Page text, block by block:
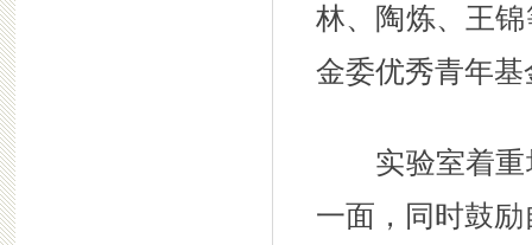
林、陶炼、王
金委优秀青年基
实验室着重
一面，同时鼓